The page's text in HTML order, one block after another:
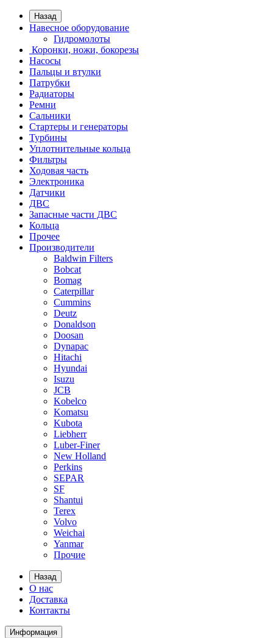
Назад
Навесное оборудование
Гидромолоты
Коронки, ножи, бокорезы
Насосы
Пальцы и втулки
Патрубки
Радиаторы
Ремни
Сальники
Стартеры и генераторы
Турбины
Уплотнительные кольца
Фильтры
Ходовая часть
Электроника
Датчики
ДВС
Запасные части ДВС
Кольца
Прочее
Производители
Baldwin Filters
Bobcat
Bomag
Caterpillar
Cummins
Deutz
Donaldson
Doosan
Dynapac
Hitachi
Hyundai
Isuzu
JCB
Kobelco
Komatsu
Kubota
Liebherr
Luber-Finer
New Holland
Perkins
SEPAR
SF
Shantui
Terex
Volvo
Weichai
Yanmar
Прочие
Назад
О нас
Доставка
Контакты
Информация